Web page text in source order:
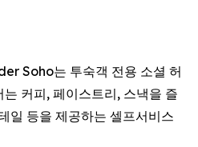
Soho는 투숙객 전용 소셜 허
커피, 페이스트리, 스낵을 즐
일 등을 제공하는 셀프서비스